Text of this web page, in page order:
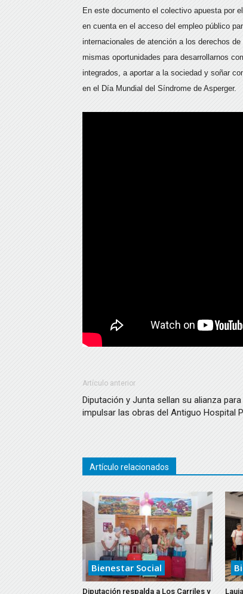
En este documento el colectivo apuesta por
en cuenta en el acceso del empleo público
internacionales de atención a los derechos
mismas oportunidades para desarrollarnos
integrados, a aportar a la sociedad y soñar
en el Día Mundial del Síndrome de Asperger.
Artículo anterior
Diputación y Junta sellan su alianza para
impulsar las obras del Antiguo Hospital
Artículo relacionados
Bienestar Social
Diputación respalda a Los Carriles y